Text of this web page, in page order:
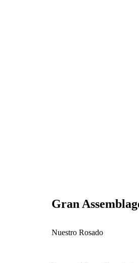
Gran
Nuestro Rosado